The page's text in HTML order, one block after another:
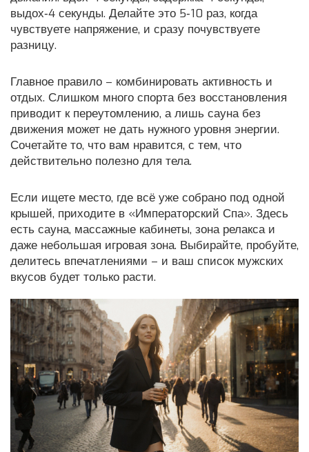
выдох‑4 секунды. Делайте это 5‑10 раз, когда
чувствуете напряжение, и сразу почувствуете
разницу.
Главное правило – комбинировать активность и
отдых. Слишком много спорта без восстановления
приводит к переутомлению, а лишь сауна без
движения может не дать нужного уровня энергии.
Сочетайте то, что вам нравится, с тем, что
действительно полезно для тела.
Если ищете место, где всё уже собрано под одной
крышей, приходите в «Императорский Спа». Здесь
есть сауна, массажные кабинеты, зона релакса и
даже небольшая игровая зона. Выбирайте, пробуйте,
делитесь впечатлениями – и ваш список мужских
вкусов будет только расти.